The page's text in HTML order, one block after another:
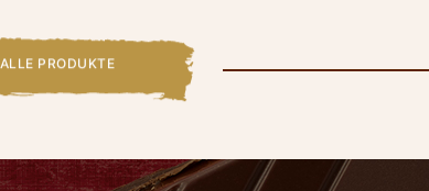
ALLE PRODUKTE